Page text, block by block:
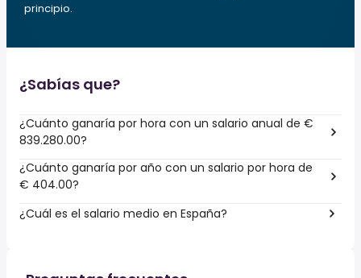
principio.
¿Sabías que?
¿Cuánto ganaría por hora con un salario anual de €
839.280.00?
¿Cuánto ganaría por año con un salario por hora de
€ 404.00?
¿Cuál es el salario medio en España?